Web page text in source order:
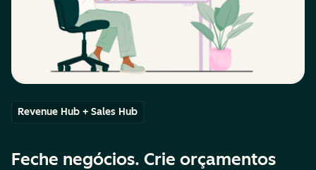
Revenue Hub + Sales Hub
Feche negócios. Crie orçamentos